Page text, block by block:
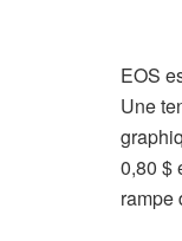
EOS
Une
0,80 $
rampe